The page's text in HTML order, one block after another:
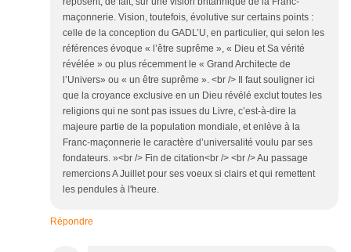
maçonnerie. Vision, toutefois, évolutive sur certains points :
celle de la conception du GADL’U, en particulier, qui selon les
références évoque « l’être suprême », « Dieu et Sa vérité
révélée » ou plus récemment le « Grand Architecte de
l’Univers» ou « un être suprême ». <br /> Il faut souligner ici
que la croyance exclusive en un Dieu révélé exclut toutes les
religions qui ne sont pas issues du Livre, c’est-à-dire la
majeure partie de la population mondiale, et enlève à la
Franc-maçonnerie le caractère d’universalité voulu par ses
fondateurs. »<br /> Fin de citation<br /> <br /> Au passage
remercions A Juillet pour ses voeux si clairs et qui remettent
les pendules à l'heure.
Répondre